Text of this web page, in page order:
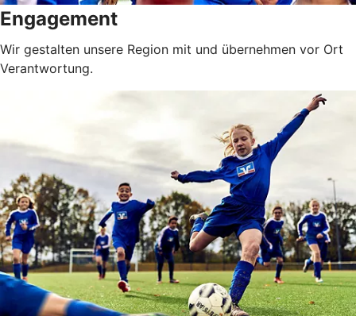
Engagement
Wir gestalten unsere Region mit und übernehmen vor Ort
Verantwortung.